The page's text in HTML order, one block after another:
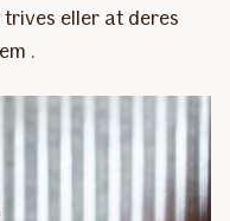
eller at deres
.